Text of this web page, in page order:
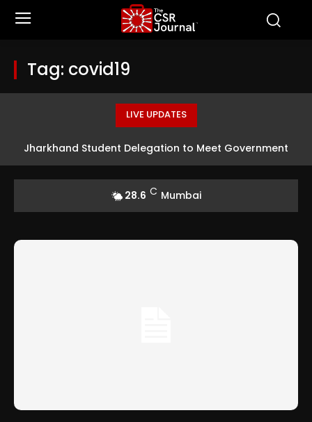
Tag: covid19
LIVE UPDATES
Jharkhand Student Delegation to Meet Government
Officials in Ranchi
28.6 C Mumbai